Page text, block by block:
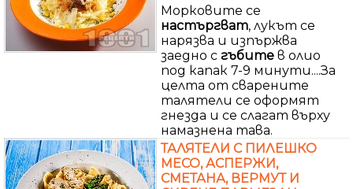
Морковите се
настъргват, лукът се
нарязва и изпържва
заедно с гъбите в олио
под капак 7-9 минути....За
целта от сварените
талятели се оформят
гнезда и се слагат върху
намазнена тава.
ТАЛЯТЕЛИ С ПИЛЕШКО
МЕСО, АСПЕРЖИ,
СМЕТАНА, ВЕРМУТ И